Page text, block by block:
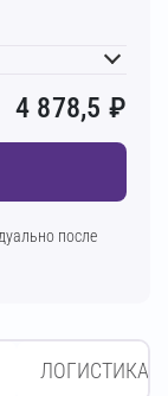
4 878,5 ₽
после
ЛОГИСТИКА